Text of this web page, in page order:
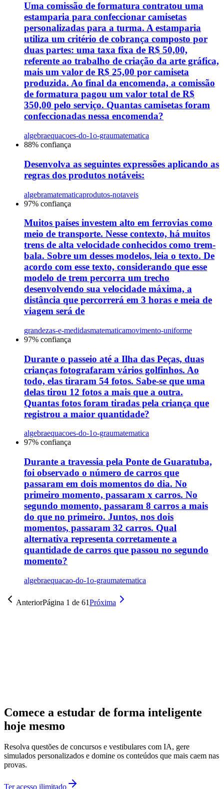
Uma comissão de formatura contratou uma
estamparia para confeccionar camisetas
personalizadas para a turma. A estamparia
utiliza um critério de cobrança composto por
duas partes: uma taxa fixa de R$ 50,00,
referente ao trabalho de criação da arte gráfica,
mais um valor de R$ 25,00 por camiseta
produzida. Ao final da encomenda, a comissão
de formatura pagou um valor total de R$
350,00 pelo serviço. Quantas camisetas foram
confeccionadas nessa encomenda?
algebraequacoes-do-1o-graumatematica
88% confiança
Desenvolva as seguintes expressões aplicando as
regras dos produtos notáveis:
algebramatematicaprodutos-notaveis
97% confiança
Muitos países investem alto em ferrovias como
meio de transporte. Nesse contexto, há muitos
trens de alta velocidade conhecidos como trem-
bala. Sobre um desses modelos, leia o texto. De
acordo com esse texto, considerando que esse
modelo de trem percorra um trecho
desenvolvendo sua velocidade máxima, a
distância que percorrerá em 3 horas e meia de
viagem será de
grandezas-e-medidasmatematicamovimento-uniforme
97% confiança
Durante o passeio até a Ilha das Peças, duas
crianças fotografaram vários golfinhos. Ao
todo, elas tiraram 54 fotos. Sabe-se que uma
delas tirou 12 fotos a mais que a outra.
Quantas fotos foram tiradas pela criança que
registrou a maior quantidade?
algebraequacoes-do-1o-graumatematica
97% confiança
Durante a travessia pela Ponte de Guaratuba,
foi observado o número de carros que
passaram em dois momentos do dia. No
primeiro momento, passaram x carros. No
segundo momento, passaram 8 carros a mais
do que no primeiro. Juntos, nos dois
momentos, passaram 32 carros. Qual
alternativa representa corretamente a
quantidade de carros que passou no segundo
momento?
algebraequacao-do-1o-graumatematica
AnteriorPágina 1 de 61Próxima
Comece a estudar de forma inteligente
hoje mesmo
Resolva questões de concursos e vestibulares com IA, gere
simulados personalizados e domine os conteúdos que mais caem nas
provas.
Ter acesso ilimitado